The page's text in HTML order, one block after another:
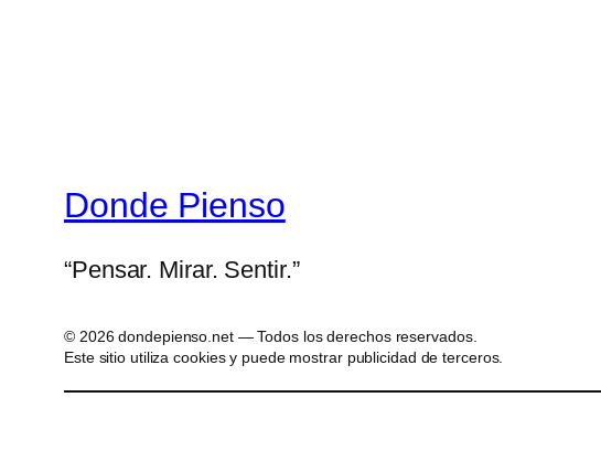
Donde Pienso
“Pensar. Mirar. Sentir.”
© 2026 dondepienso.net — Todos los derechos reservados.
Este sitio utiliza cookies y puede mostrar publicidad de terceros.